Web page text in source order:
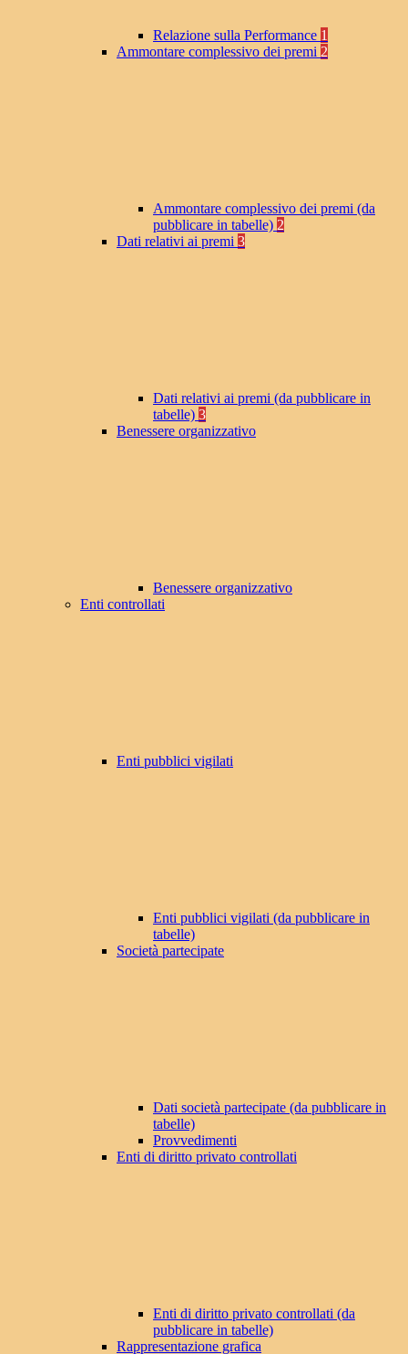
Relazione sulla Performance 1
Ammontare complessivo dei premi 2
Ammontare complessivo dei premi (da
pubblicare in tabelle) 2
Dati relativi ai premi 3
Dati relativi ai premi (da pubblicare in
tabelle) 3
Benessere organizzativo
Benessere organizzativo
Enti controllati
Enti pubblici vigilati
Enti pubblici vigilati (da pubblicare in
tabelle)
Società partecipate
Dati società partecipate (da pubblicare in
tabelle)
Provvedimenti
Enti di diritto privato controllati
Enti di diritto privato controllati (da
pubblicare in tabelle)
Rappresentazione grafica